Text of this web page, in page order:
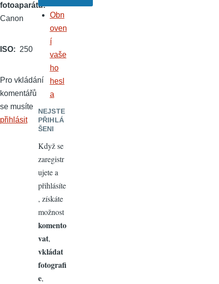
fotoaparátu
Canon
ISO 250
Pro vkládání
komentářů
se musíte
přihlásit
Obn
oven
í
vaše
ho
hesl
a
NEJSTE
PŘIHLÁ
ŠENI
Když se
zaregistr
ujete a
přihlásíte
, získáte
možnost
komento
vat,
vkládat
fotografi
e,